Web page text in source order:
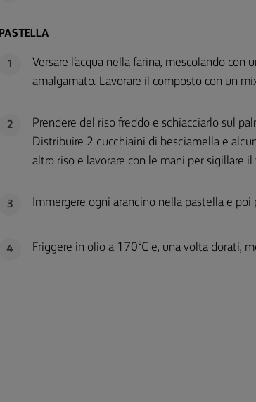
PASTELLA
1
Versare l’acqua nella farina, mescolando
amalgamato. Lavorare il composto con un
2
Prendere del riso freddo e schiacciarlo sul
Distribuire 2 cucchiaini di besciamella e
altro riso e lavorare con le mani per sigillare
3 Immergere ogni arancino nella pastella e
4 Friggere in olio a 170°C e, una volta dorati,